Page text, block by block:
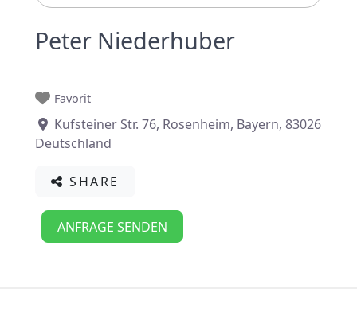
Peter Niederhuber
Favorit
Kufsteiner Str. 76, Rosenheim, Bayern, 83026
Deutschland
SHARE
ANFRAGE SENDEN